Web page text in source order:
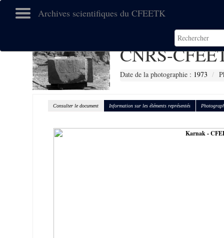
Archives scientifiques du CFEETK
CNRS-
Date de la photographie : 1973
Consulter le document Information sur les éléments représentés